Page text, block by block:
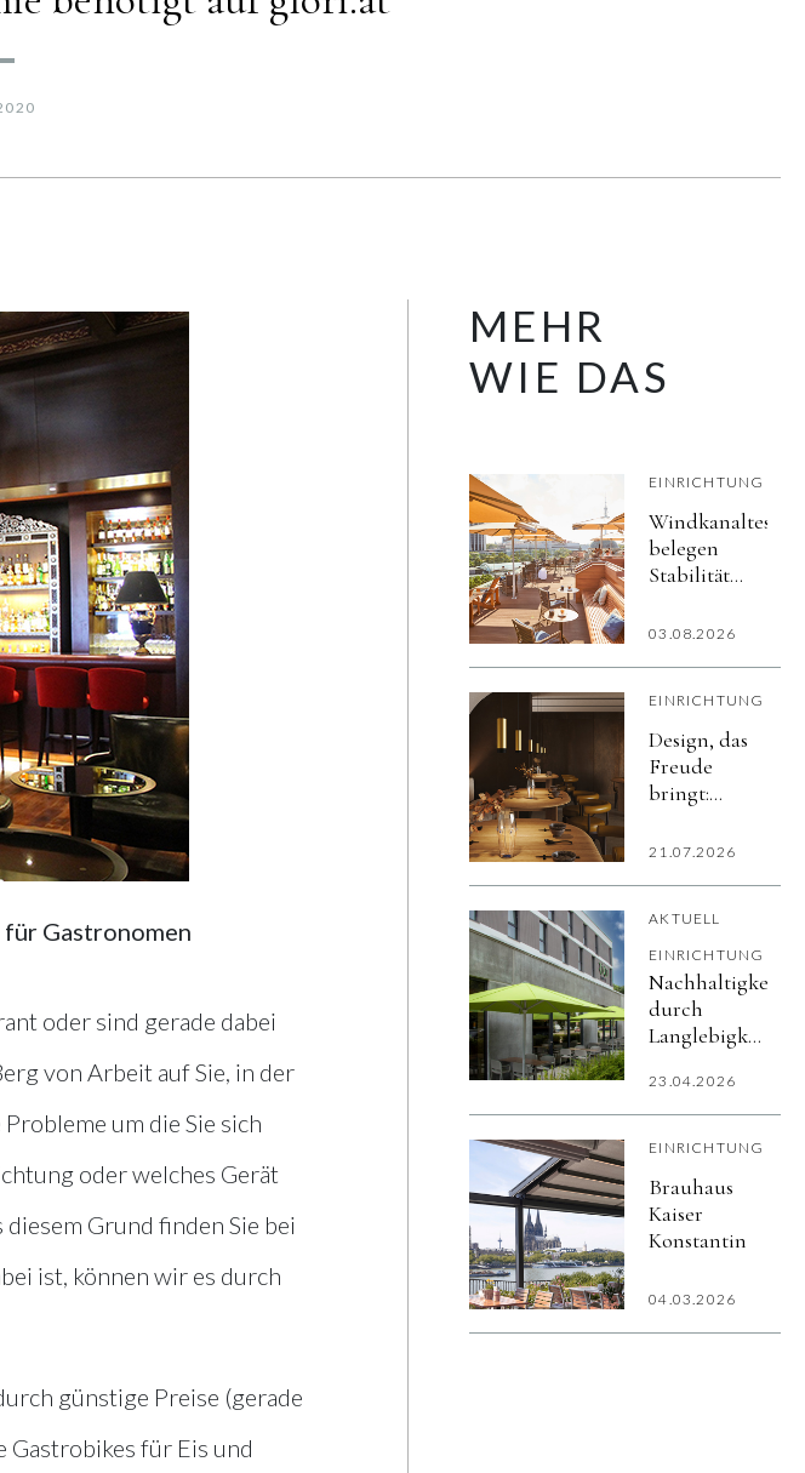
Gastronomen
oder sind gerade dabei
von Arbeit auf Sie, in der
um die Sie sich
oder welches Gerät
Grund finden Sie bei
ist, können wir es durch
günstige Preise (gerade
Gastrobikes für Eis und
MEHR
WIE DAS
EINRICHTUNG
Windkanaltests
belegen
Stabilität
Sonnenschirme
03.08.2026
EINRICHTUNG
Design, das
Freude
bringt:
Leuchten
von
Zafferano
21.07.2026
AKTUELL
EINRICHTUNG
Nachhaltigkeit
durch
Langlebigkeit:
für den
professionellen
Außenbereich
23.04.2026
EINRICHTUNG
Brauhaus
Kaiser
Konstantin
04.03.2026